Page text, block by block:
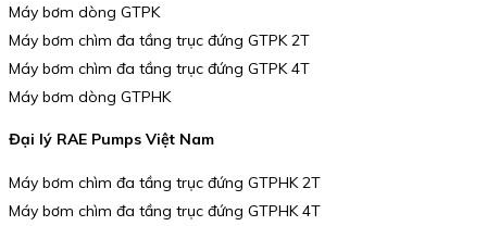
Máy bơm dòng GTPK
Máy bơm chìm đa tầng trục đứng GTPK 2T
Máy bơm chìm đa tầng trục đứng GTPK 4T
Máy bơm dòng GTPHK
Đại lý RAE Pumps Việt Nam
Máy bơm chìm đa tầng trục đứng GTPHK 2T
Máy bơm chìm đa tầng trục đứng GTPHK 4T